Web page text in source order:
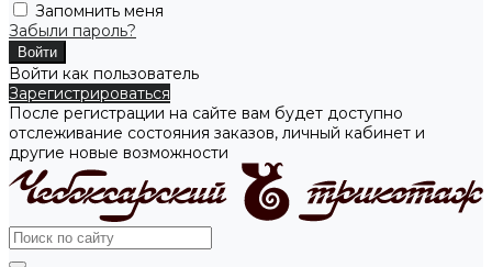
Запомнить меня
Забыли пароль?
Войти как пользователь
Зарегистрироваться
После регистрации на сайте вам будет доступно
отслеживание состояния заказов, личный кабинет и
другие новые возможности